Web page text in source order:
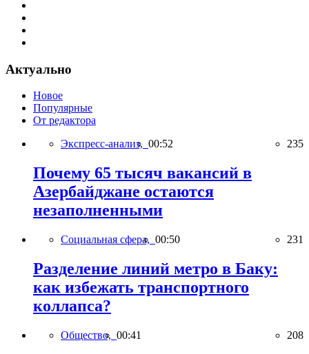
Актуально
Новое
Популярные
От редактора
Экспресс-анализ, 00:52 235
Почему 65 тысяч вакансий в
Азербайджане остаются
незаполненными
Социальная сфера, 00:50 231
Разделение линий метро в Баку:
как избежать транспортного
коллапса?
Общество, 00:41 208